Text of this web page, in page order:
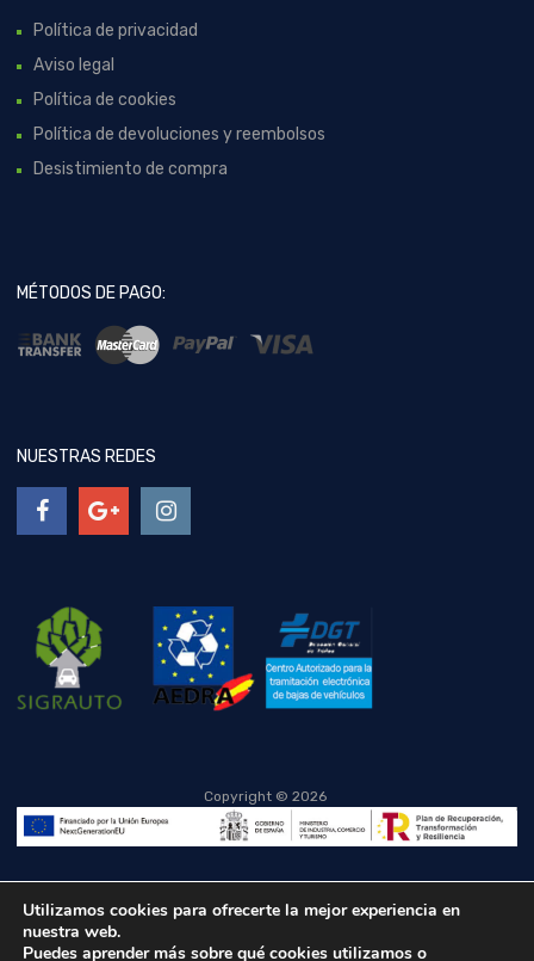
Política de privacidad
Aviso legal
Política de cookies
Política de devoluciones y reembolsos
Desistimiento de compra
MÉTODOS DE PAGO:
NUESTRAS REDES
Copyright © 2026
Utilizamos cookies para ofrecerte la mejor experiencia en
nuestra web.
Puedes aprender más sobre qué cookies utilizamos o